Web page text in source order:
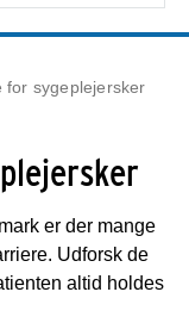
for sygeplejersker
er der mange
Udforsk de
altid holdes